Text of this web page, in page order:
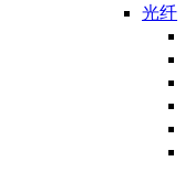
光纤